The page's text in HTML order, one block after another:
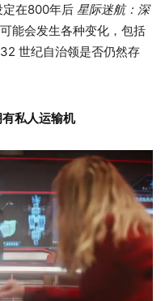
在800年后 星际迷航：深
能会发生各种变化，包括
世纪自治领是否仍然存
私人运输机